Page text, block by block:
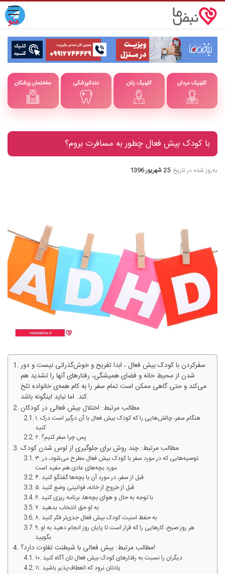
ساختمان پزشکان دندانپزشکی کلینیک زنان کلینیک مردان
با کودک بیش فعال چطور به مسافرت بروم؟
به‌روز شده در تاریخ 25 شهریور 1396
سفرکردن با کودک بیش فعال ، ابدا تفریح و خوش‌گذرانی نیست و دور
شدن از محیط خانه و فضای همیشگی، رفتارهای آنها را تشدید هم
می‌کند و حتی گاهی ممکن است تمام سفر را به کام همه‌ی خانواده تلخ
کند. اما نباید اینگونه باشد.
مطالب مرتبط: اختلال بیش فعالی در کودکان
۱. هنگام سفر، چالش‌هایی را که کودک بیش فعال با آن درگیر است درک
کنید
۲. پس چرا سفر کنیم؟
مطالب مرتبط: چند روش برای جلوگیری از لوس شدن کودک
۳. توصیه‌هایی که در مورد سفر با کودک بیش فعال مطرح می‌شود، در
مورد بچه‌های عادی هم مفید است
۴. قبل از سفر، در مورد آن با بچه‌ها گفتگو کنید
۵. قبل از خروج از خانه، قوانینی وضع کنید
۶. با توجه به حال و هوای بچه‌ها، برنامه ریزی کنید
۷. به او حق انتخاب بدهید
۸. به حفظ امنیت کودک بیش فعال جدی‌تر فکر کنید
۹. هر روز صبح، کارهایی را که قرار است تا پایان روز انجام دهید به او
بگویید
مطالب مرتبط: بیش فعالی با شیطنت تفاوت دارد؟!
۱۰. دیگران را نسبت به رفتارهای کودک بیش فعال تان آگاه کنید
۱۱. یادتان نرود که انعطاف‌پذیر باشید